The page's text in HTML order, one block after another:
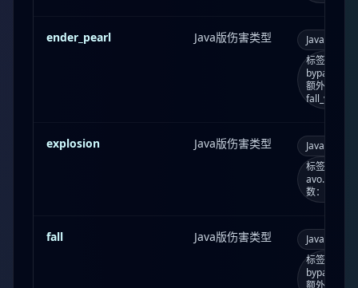
ender_pearl Java版伤害类型 Java版
标签：
额外参数：
explosion Java版伤害类型 Java版
标签：
avo...；死
数：总是受
fall Java版伤害类型 Java版
标签：
额外参数：